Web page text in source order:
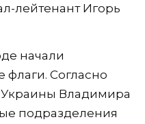
лейтенант Игорь
начали
флаги. Согласно
Владимира
подразделения